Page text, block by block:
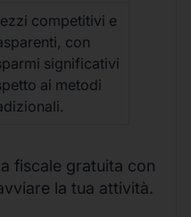
competitivi e
con
significativi
ai metodi
fiscale gratuita con
la tua attività.